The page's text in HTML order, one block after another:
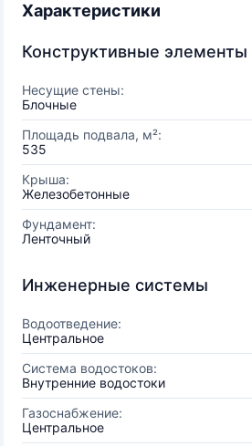
Характеристики
Конструктивные элементы
Несущие стены:
Блочные
Площадь подвала, м²:
535
Крыша:
Железобетонные
Фундамент:
Ленточный
Инженерные системы
Водоотведение:
Центральное
Система водостоков:
Внутренние водостоки
Газоснабжение:
Центральное